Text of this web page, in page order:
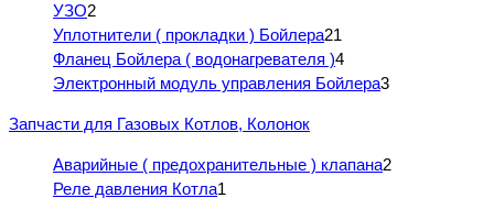
УЗО2
Уплотнители ( прокладки ) Бойлера21
Фланец Бойлера ( водонагревателя )4
Электронный модуль управления Бойлера3
Запчасти для Газовых Котлов, Колонок
Аварийные ( предохранительные ) клапана2
Реле давления Котла1